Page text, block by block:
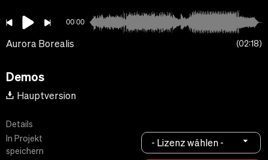
00:00
Aurora Borealis 02:18
Demos
Hauptversion
Details
In Projekt
speichern
- Lizenz wählen -